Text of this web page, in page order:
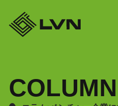
COLUMN